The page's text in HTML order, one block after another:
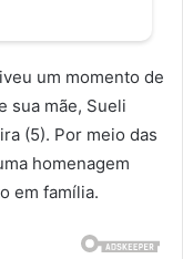
um momento de
sua mãe, Sueli
(5). Por meio das
homenagem
em família.